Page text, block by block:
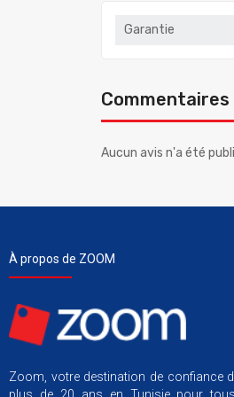
Garantie
Commentaires
Aucun avis n'a été
À propos de ZOOM
Zoom, votre destination de confiance